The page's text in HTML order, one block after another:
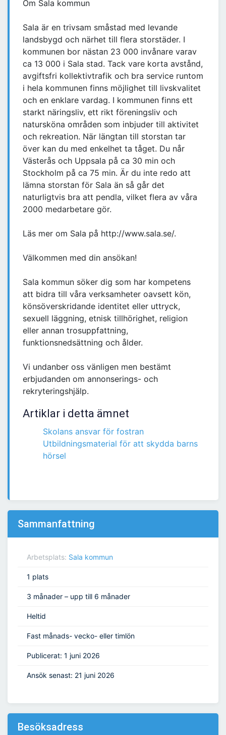
Om Sala kommun
Sala är en trivsam småstad med levande
landsbygd och närhet till flera storstäder. I
kommunen bor nästan 23 000 invånare varav
ca 13 000 i Sala stad. Tack vare korta avstånd,
avgiftsfri kollektivtrafik och bra service runtom
i hela kommunen finns möjlighet till livskvalitet
och en enklare vardag. I kommunen finns ett
starkt näringsliv, ett rikt föreningsliv och
natursköna områden som inbjuder till aktivitet
och rekreation. När längtan till storstan tar
över kan du med enkelhet ta tåget. Du når
Västerås och Uppsala på ca 30 min och
Stockholm på ca 75 min. Är du inte redo att
lämna storstan för Sala än så går det
naturligtvis bra att pendla, vilket flera av våra
2000 medarbetare gör.
Läs mer om Sala på http://www.sala.se/.
Välkommen med din ansökan!
Sala kommun söker dig som har kompetens
att bidra till våra verksamheter oavsett kön,
könsöverskridande identitet eller uttryck,
sexuell läggning, etnisk tillhörighet, religion
eller annan trosuppfattning,
funktionsnedsättning och ålder.
Vi undanber oss vänligen men bestämt
erbjudanden om annonserings- och
rekryteringshjälp.
Artiklar i detta ämnet
Skolans ansvar för fostran
Utbildningsmaterial för att skydda barns
hörsel
Sammanfattning
Arbetsplats: Sala kommun
1 plats
3 månader – upp till 6 månader
Heltid
Fast månads- vecko- eller timlön
Publicerat: 1 juni 2026
Ansök senast: 21 juni 2026
Besöksadress